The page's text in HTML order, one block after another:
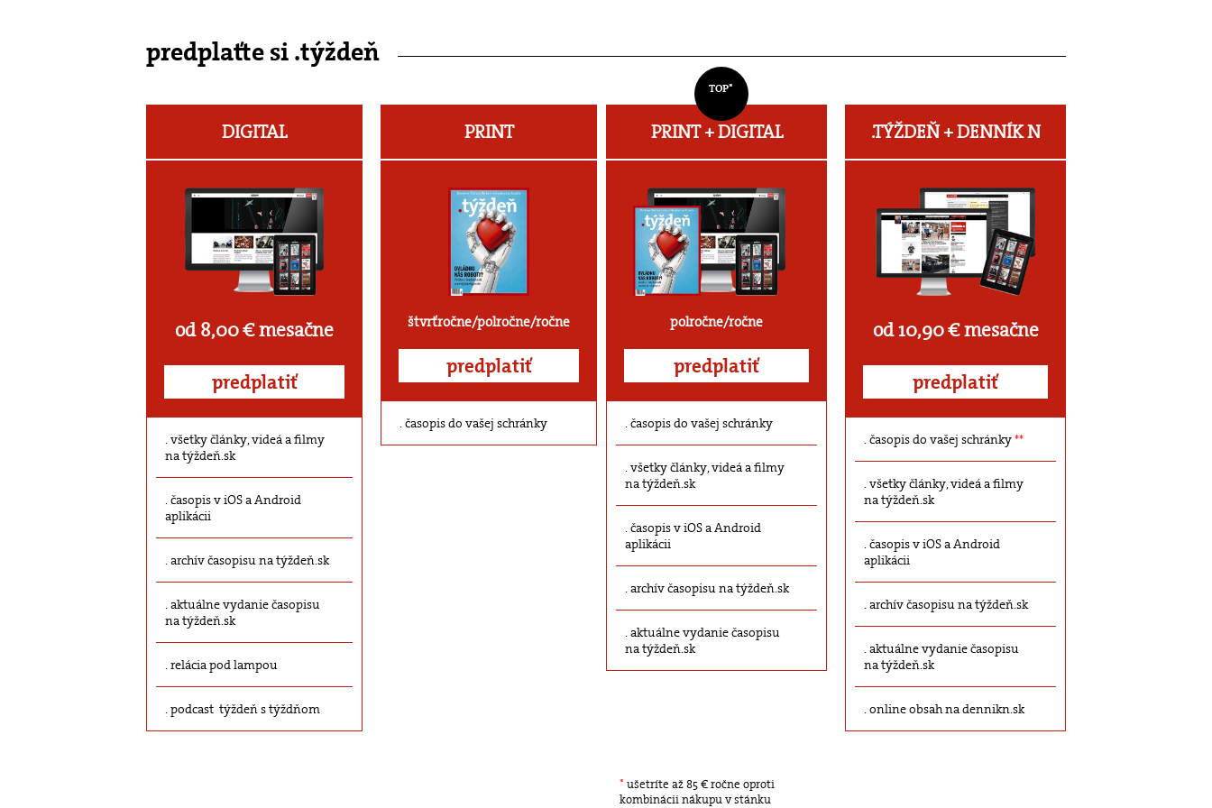
predplaťte si .týždeň
DIGITAL
od 8,00 € mesačne
predplatiť
všetky články, videá a filmy
na týždeň.sk
časopis v iOS a Android
aplikácii
archív časopisu na týždeň.sk
aktuálne vydanie časopisu
na týždeň.sk
relácia pod lampou
podcast týždeň s týždňom
PRINT
štvrťročne/polročne/ročne
predplatiť
časopis do vašej schránky
TOP*
PRINT + DIGITAL
polročne/ročne
predplatiť
časopis do vašej schránky
všetky články, videá a filmy
na týždeň.sk
časopis v iOS a Android
aplikácii
archív časopisu na týždeň.sk
aktuálne vydanie časopisu
na týždeň.sk
.TÝŽDEŇ +DENNÍK N
od 10,90 € mesačne
predplatiť
časopis do vašej schránky**
všetky články, videá a filmy
na týždeň.sk
časopis v iOS a Android
aplikácii
archív časopisu na týždeň.sk
aktuálne vydanie časopisu
na týždeň.sk
online obsah na dennikn.sk
* ušetríte až 85 € ročne oproti
kombinácii nákupu v stánku